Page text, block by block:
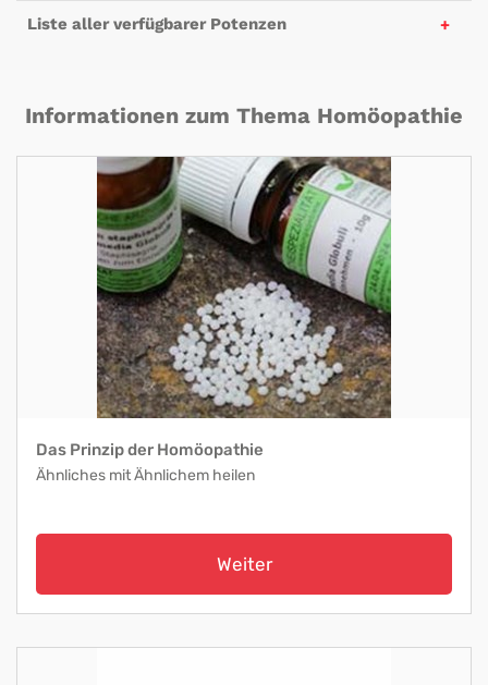
Liste aller verfügbarer Potenzen
Informationen zum Thema Homöopathie
Das Prinzip der Homöopathie
Ähnliches mit Ähnlichem heilen
Weiter